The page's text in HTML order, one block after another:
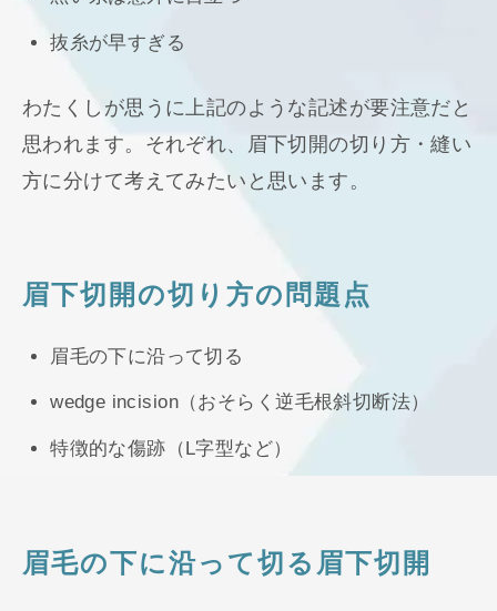
抜糸が早すぎる
わたくしが思うに上記のような記述が要注意だと
思われます。それぞれ、眉下切開の切り方・縫い
方に分けて考えてみたいと思います。
眉下切開の切り方の問題点
眉毛の下に沿って切る
wedge incision（おそらく逆毛根斜切断法）
特徴的な傷跡（L字型など）
眉毛の下に沿って切る眉下切開